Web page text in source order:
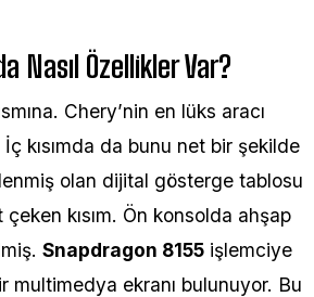
Nasıl Özellikler Var?
Chery’nin en lüks aracı
kısımda da bunu net bir şekilde
olan dijital gösterge tablosu
kısım. Ön konsolda ahşap
Snapdragon 8155 işlemciye
multimedya ekranı bulunuyor. Bu